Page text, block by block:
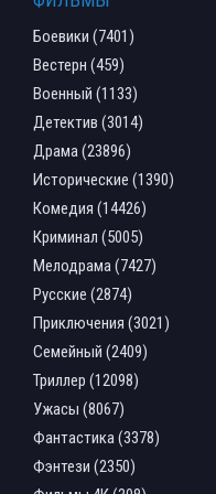
Боевики (7401)
Вестерн (459)
Военный (1133)
Детектив (3014)
Драма (23896)
Исторические (1390)
Комедия (14426)
Криминал (5005)
Мелодрама (7427)
Русские (2874)
Приключения (3021)
Семейный (2409)
Триллер (12098)
Ужасы (8067)
Фантастика (3378)
Фэнтези (2350)